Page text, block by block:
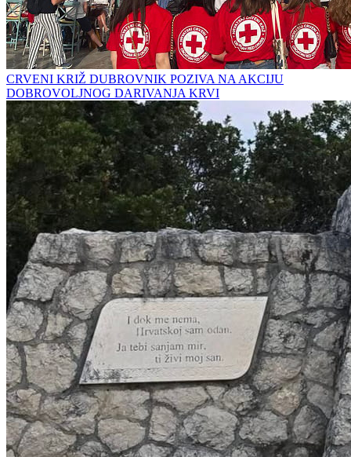
CRVENI KRIŽ DUBROVNIK POZIVA NA AKCIJU
DOBROVOLJNOG DARIVANJA KRVI